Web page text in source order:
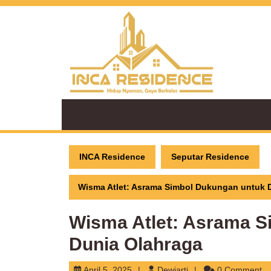
Skip
INCA Residence Seputar Residence
Wisma Atlet: Asrama Simbol Dukungan untuk
Wisma Atlet: Asrama
Dunia Olahraga